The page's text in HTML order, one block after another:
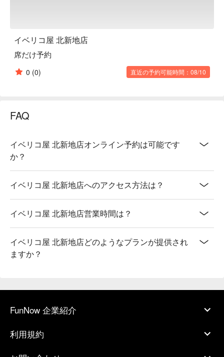
イベリコ屋 北新地店
席だけ予約
0 (0) 直近の予約可能時間：08/10
FAQ
イベリコ屋 北新地店オンライン予約は可能です
か？
イベリコ屋 北新地店へのアクセス方法は？
イベリコ屋 北新地店営業時間は？
イベリコ屋 北新地店どのようなプランが提供され
ますか？
FunNow 企業紹介
利用規約